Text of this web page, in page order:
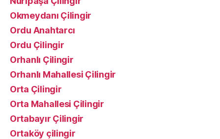
Okmeydanı Çilingir
Ordu Anahtarcı
Ordu Çilingir
Orhanlı Çilingir
Orhanlı Mahallesi Çilingir
Orta Çilingir
Orta Mahallesi Çilingir
Ortabayır Çilingir
Ortaköy çilingir